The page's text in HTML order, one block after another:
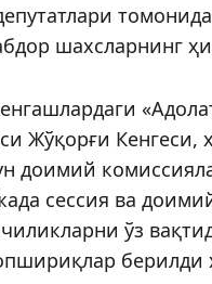
шахсларнинг
Жўқорғи Кенгеси,
сессия ва
ўз